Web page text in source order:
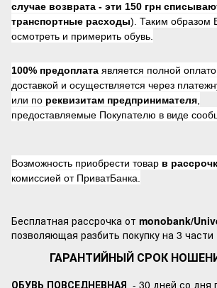
случае возврата - эти 150 грн
транспортные расходы). Таким образом
осмотреть и примерить обувь.
100% предоплата является полной
доставкой и осуществляется через
или по реквизитам предпринимателя
предоставляемые Покупателю в виде
Возможность приобрести товар в
комиссией от ПриватБанка.
Бесплатная рассрочка от monobank/
позволяющая разбить покупку на 3 части
ГАРАНТИЙНЫЙ СРОК
ОБУВЬ ПОВСЕДНЕВНАЯ - 30 дней со дня